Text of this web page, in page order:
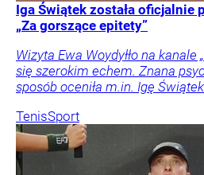
Iga Świątek została oficjalnie
„Za gorszące epitety”
Wizyta Ewa Woydyłło na kanale
się szerokim echem. Znana
sposób oceniła m.in. Igę
TenisSport